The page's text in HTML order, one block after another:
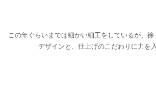
この年ぐらいまでは細かい細工をしているが、
デザインと、仕上げのこだわりに力を